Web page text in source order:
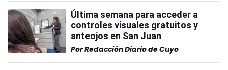
Última semana para acceder a
controles visuales gratuitos y
anteojos en San Juan
PorRedacción Diario de Cuyo